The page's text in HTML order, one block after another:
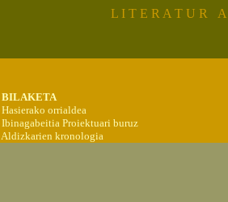
L I T E R A T U R
BILAKETA
Hasierako orrialdea
Ibinagabeitia Proiektuari buruz
Aldizkarien kronologia